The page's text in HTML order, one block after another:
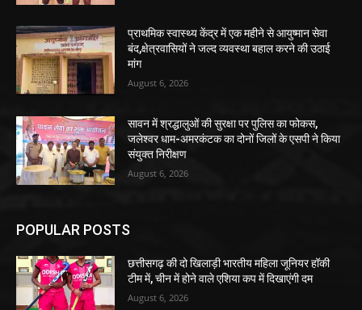
प्राथमिक स्वास्थ्य केंद्र में एक महीने से आयुष्मान सेवा
बंद,क्षेत्रवासियों ने जल्द व्यवस्था बहाल करने की उठाई
मांग
August 6, 2026
सावन में श्रद्धालुओं की सुरक्षा पर पुलिस का फोकस,
जलेश्वर धाम-अमरकंटक का दोनों जिलों के एसपी ने किया
संयुक्त निरीक्षण
August 6, 2026
POPULAR POSTS
छत्तीसगढ़ की दो खिलाड़ी भारतीय महिला जूनियर हॉकी
टीम में, चीन में होने वाले एशिया कप में दिखाएंगी दम
August 6, 2026